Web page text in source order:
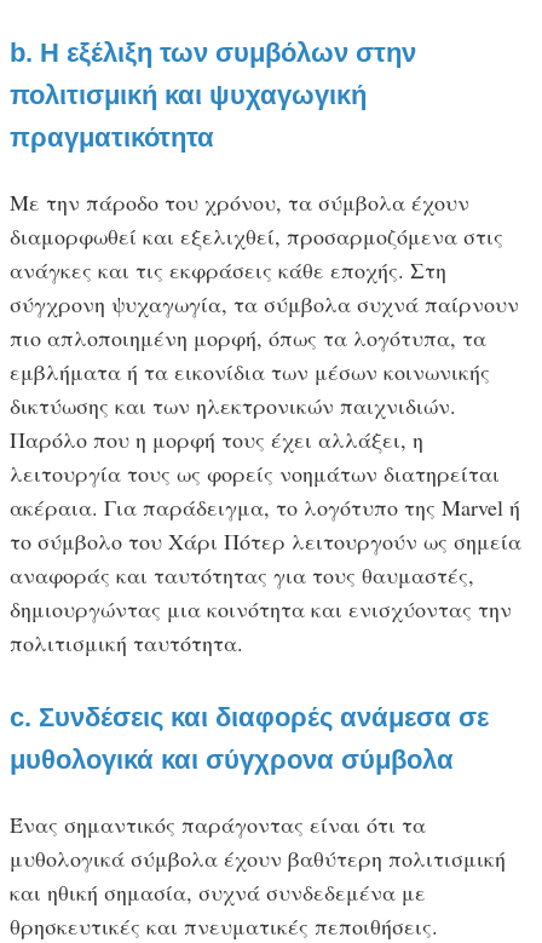
b. Η εξέλιξη των συμβόλων στην
πολιτισμική και ψυχαγωγική
πραγματικότητα
Με την πάροδο του χρόνου, τα σύμβολα έχουν
διαμορφωθεί και εξελιχθεί, προσαρμοζόμενα στις
ανάγκες και τις εκφράσεις κάθε εποχής. Στη
σύγχρονη ψυχαγωγία, τα σύμβολα συχνά παίρνουν
πιο απλοποιημένη μορφή, όπως τα λογότυπα, τα
εμβλήματα ή τα εικονίδια των μέσων κοινωνικής
δικτύωσης και των ηλεκτρονικών παιχνιδιών.
Παρόλο που η μορφή τους έχει αλλάξει, η
λειτουργία τους ως φορείς νοημάτων διατηρείται
ακέραια. Για παράδειγμα, το λογότυπο της Marvel ή
το σύμβολο του Χάρι Πότερ λειτουργούν ως σημεία
αναφοράς και ταυτότητας για τους θαυμαστές,
δημιουργώντας μια κοινότητα και ενισχύοντας την
πολιτισμική ταυτότητα.
c. Συνδέσεις και διαφορές ανάμεσα σε
μυθολογικά και σύγχρονα σύμβολα
Ένας σημαντικός παράγοντας είναι ότι τα
μυθολογικά σύμβολα έχουν βαθύτερη πολιτισμική
και ηθική σημασία, συχνά συνδεδεμένα με
θρησκευτικές και πνευματικές πεποιθήσεις.